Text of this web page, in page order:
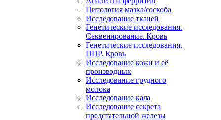
Цитология мазка/соскоба
Исследование тканей
Генетические исследования.
Секвенирование. Кровь
Генетические исследования.
ПЦР. Кровь
Исследование кожи и её
производных
Исследование грудного
молока
Исследование кала
Исследование секрета
предстательной железы